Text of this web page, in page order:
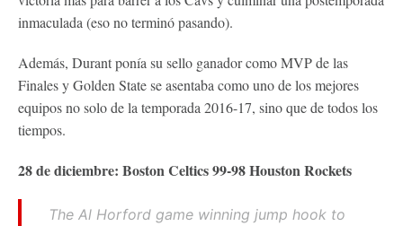
inmaculada (eso no terminó pasando).
Además, Durant ponía su sello ganador como MVP de las
Finales y Golden State se asentaba como uno de los mejores
equipos no solo de la temporada 2016-17, sino que de todos los
tiempos.
28 de diciembre: Boston Celtics 99-98 Houston Rockets
The Al Horford game winning jump hook to